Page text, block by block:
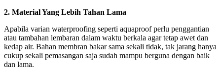
2. Material Yang Lebih Tahan Lama
Apabila varian waterproofing seperti aquaproof perlu penggantian
atau tambahan lembaran dalam waktu berkala agar tetap awet dan
kedap air. Bahan membran bakar sama sekali tidak, tak jarang hanya
cukup sekali pemasangan saja sudah mampu berguna dengan baik
dan lama.